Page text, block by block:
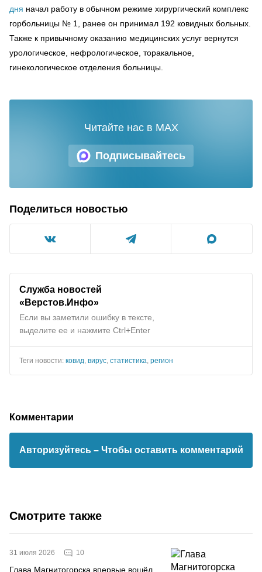
дня начал работу в обычном режиме хирургический комплекс
горбольницы № 1, ранее он принимал 192 ковидных больных.
Также к привычному оказанию медицинских услуг вернутся
урологическое, нефрологическое, торакальное,
гинекологическое отделения больницы.
Подписывайтесь
Читайте нас в MAX
Поделиться новостью
Служба новостей
«Верстов.Инфо»
Если вы заметили ошибку в тексте,
выделите ее и нажмите Ctrl+Enter
Теги новости: ковид, вирус, статистика, регион
Комментарии
Авторизуйтесь – Чтобы оставить комментарий
Смотрите также
31 июля 2026 10
Глава Магнитогорска впервые вошёл